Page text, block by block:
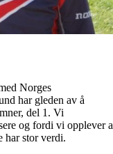
Norges
har gleden av å
del 1. Vi
og fordi vi opplever
har stor verdi.